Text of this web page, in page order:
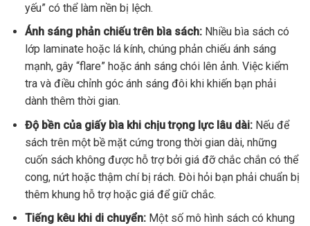
yếu” có thể làm nền bị lệch.
Ánh sáng phản chiếu trên bìa sách:Nhiều bìa sách có
lớp laminate hoặc lá kính, chúng phản chiếu ánh sáng
mạnh, gây “flare” hoặc ánh sáng chói lên ảnh. Việc kiểm
tra và điều chỉnh góc ánh sáng đôi khi khiến bạn phải
dành thêm thời gian.
Độ bền của giấy bìa khi chịu trọng lực lâu dài:Nếu để
sách trên một bề mặt cứng trong thời gian dài, những
cuốn sách không được hỗ trợ bởi giá đỡ chắc chắn có thể
cong, nứt hoặc thậm chí bị rách. Đòi hỏi bạn phải chuẩn bị
thêm khung hỗ trợ hoặc giá để giữ chắc.
Tiếng kêu khi di chuyển:Một số mô hình sách có khung